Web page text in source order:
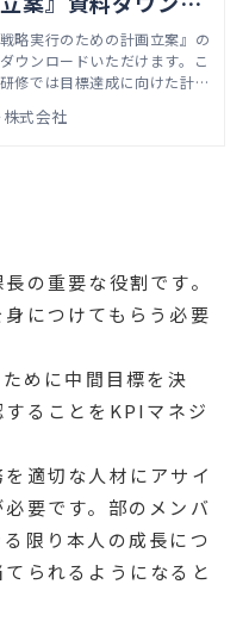
戦略実行のための計画立案』の
ウンロードいただけます。こ
修では目標達成に向けた計画
修で扱うアジェンダやワーク
式会社
の重要な役割です。
につけてもらう必要
めに中間目標を決
ることをKPIマネジ
適切な人材にアサイ
要です。部のメンバ
限り本人の成長につ
られるようになると